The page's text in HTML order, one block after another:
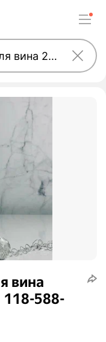
вина
118-588-